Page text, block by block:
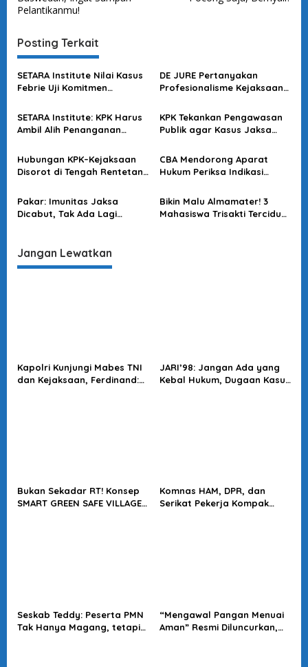
i
a
s
i
o
s
Pelantikanmu!
Posting Terkait
SETARA Institute Nilai Kasus
Febrie Uji Komitmen
DE JURE Pertanyakan
Profesionalisme Kejaksaan
SETARA Institute: KPK Harus
Ambil Alih Penanganan
Febrie Adriansyah
KPK Tekankan Pengawasan
Publik agar Kasus Jaksa
Hubungan KPK–Kejaksaan
Disorot di Tengah Rentetan
CBA Mendorong Aparat
Hukum Periksa Indikasi
Alat Dapur di MBG
Pakar: Imunitas Jaksa
Dicabut, Tak Ada Lagi
Bikin Malu Almamater! 3
Mahasiswa Trisakti Terciduk
Jangan Lewatkan
Kapolri Kunjungi Mabes TNI
dan Kejaksaan, Ferdinand:
JARI’98: Jangan Ada yang
Kebal Hukum, Dugaan Kasus
Bukan Sekadar RT! Konsep
SMART GREEN SAFE VILLAGE
Komnas HAM, DPR, dan
Serikat Pekerja Kompak
Seskab Teddy: Peserta PMN
Tak Hanya Magang, tetapi
“Mengawal Pangan Menuai
Aman” Resmi Diluncurkan,